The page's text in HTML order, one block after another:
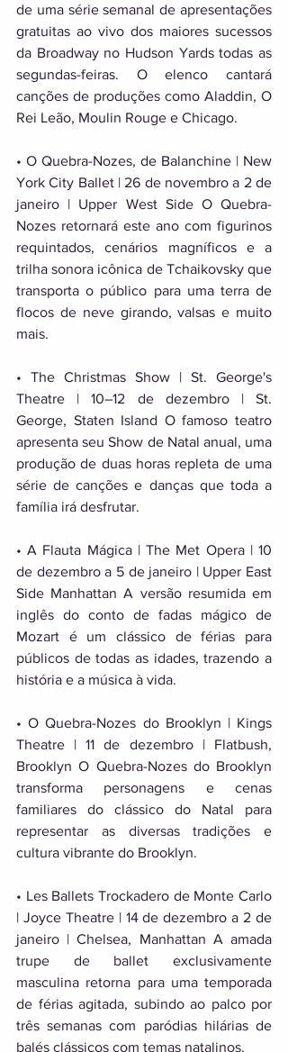
de uma série semanal de apresentações
gratuitas ao vivo dos maiores sucessos
da Broadway no Hudson Yards todas as
segundas-feiras. O elenco cantará
canções de produções como Aladdin, O
Rei Leão, Moulin Rouge e Chicago.
• O Quebra-Nozes, de Balanchine | New
York City Ballet | 26 de novembro a 2 de
janeiro | Upper West Side O Quebra-
Nozes retornará este ano com figurinos
requintados, cenários magníficos e a
trilha sonora icônica de Tchaikovsky que
transporta o público para uma terra de
flocos de neve girando, valsas e muito
mais.
• The Christmas Show | St. George's
Theatre | 10–12 de dezembro | St.
George, Staten Island O famoso teatro
apresenta seu Show de Natal anual, uma
produção de duas horas repleta de uma
série de canções e danças que toda a
família irá desfrutar.
• A Flauta Mágica | The Met Opera | 10
de dezembro a 5 de janeiro | Upper East
Side Manhattan A versão resumida em
inglês do conto de fadas mágico de
Mozart é um clássico de férias para
públicos de todas as idades, trazendo a
história e a música à vida.
• O Quebra-Nozes do Brooklyn | Kings
Theatre | 11 de dezembro | Flatbush,
Brooklyn O Quebra-Nozes do Brooklyn
transforma personagens e cenas
familiares do clássico do Natal para
representar as diversas tradições e
cultura vibrante do Brooklyn.
• Les Ballets Trockadero de Monte Carlo
| Joyce Theatre | 14 de dezembro a 2 de
janeiro | Chelsea, Manhattan A amada
trupe de ballet exclusivamente
masculina retorna para uma temporada
de férias agitada, subindo ao palco por
três semanas com paródias hilárias de
balés clássicos com temas natalinos.